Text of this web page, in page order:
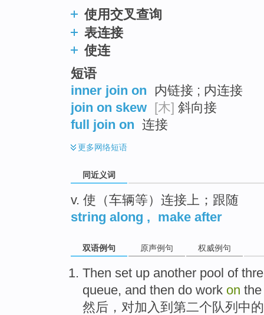
使用交叉查询
表连接
使连
短语
inner join on
内链接 ; 内连接
join on skew [木] 斜向接
full join on 连接
更多网络短语
同近义词
v. 使（车辆等）连接上；跟随
string along , make after
双语例句 原声例句 权威例句
Then set up another pool of
queue, and then do work on
然后 ， 对加入到 第二个队列中的